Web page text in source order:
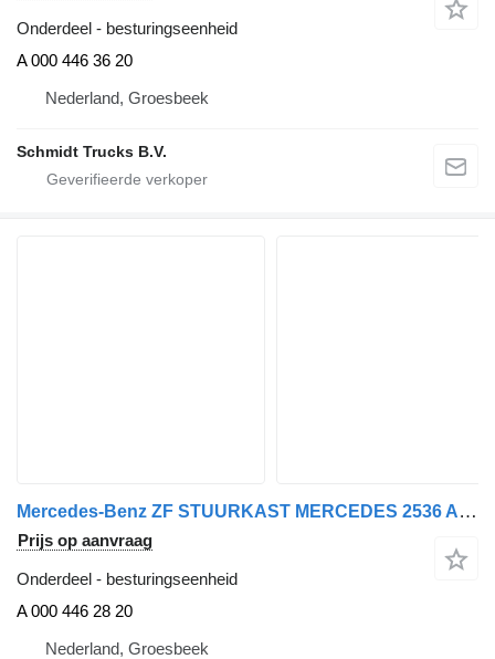
Onderdeel - besturingseenheid
A 000 446 36 20
Nederland, Groesbeek
Schmidt Trucks B.V.
Mercedes-Benz ZF STUURKAST MERCEDES 2536 ANTOS A 000 446 28 20 besturingseenheid voor vrachtwagen
Prijs op aanvraag
Onderdeel - besturingseenheid
A 000 446 28 20
Nederland, Groesbeek